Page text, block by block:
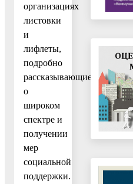
организациях
листовки
и
лифлеты,
подробно
рассказывающие
о
широком
спектре и
получении
мер
социальной
поддержки.